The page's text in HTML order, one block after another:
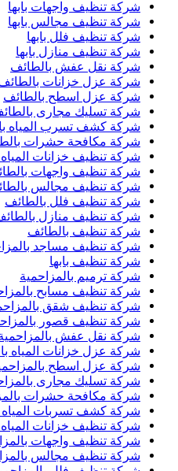
شركة تنظيف واجهات بابها
شركة تنظيف مجالس بابها
شركة تنظيف فلل بابها
شركة تنظيف منازل بابها
شركة نقل عفش بالطائف
شركة عزل خزانات
شركة عزل اسطح بالطائف
شركة تسليك مجارى
شركة كشف تسرب المياه
شركة مكافحة حشرات
شركة تنظيف خزانات
شركة تنظيف واجهات
شركة تنظيف مجالس
شركة تنظيف فلل بالطائف
شركة تنظيف منازل
شركة تنظيف بالطائف
شركة تنظيف مساجد
شركة تنظيف بابها
شركة ترميم بالمزاحمية
شركة تنظيف مسابح
شركة تنظيف شقق
شركة تنظيف قصور
شركة نقل عفش
شركة عزل خزانات المياه
شركة عزل اسطح
شركة تسليك مجارى
شركة مكافحة حشرات
شركة كشف تسربات المياه
شركة تنظيف خزانات المياه
شركة تنظيف واجهات
شركة تنظيف مجالس